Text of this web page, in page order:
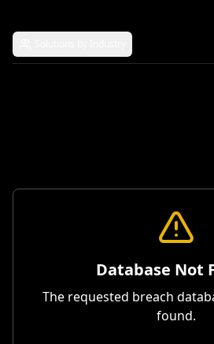
Database Not
The requested breach
found.